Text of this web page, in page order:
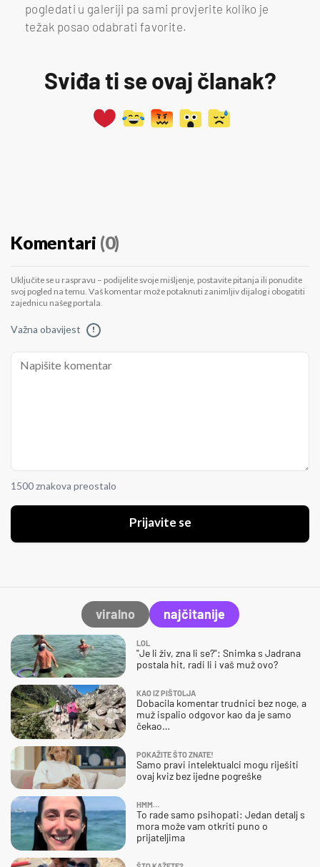
pogledati u galeriji pa sami provjerite koliko je
težak posao odabrati favorite.
Sviđa ti se ovaj članak?
Komentari (0)
Uključite se u raspravu – podijelite svoje mišljenje, postavite pitanja ili ponudite
svoj pogled na temu. Vaš komentar može potaknuti zanimljiv dijalog i obogatiti
zajednicu našeg portala.
Važna obavijest !
1500 znakova preostalo
Prijavite se
viralno najčitanije
LOL
"Je li živ, zna li se?": Snimka s Jadrana
postala hit, radi li i vaš muž ovo?
KAO IZ PIŠTOLJA
Dobacila komentar trudnici bez noge, a
muž ispalio odgovor kao da je samo
čekao…
POKAŽITE ŠTO ZNATE!
Samo pravi intelektualci mogu riješiti
ovaj kviz bez ijedne pogreške
HMM…
To rade samo psihopati: Jedan detalj s
mora može vam otkriti puno o
prijateljima